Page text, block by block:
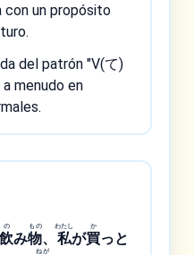
con un propósito
del patrón "V(て)
menudo en
飲
の
み物
もの
、 私
わたし
が買
か
っと
ねが